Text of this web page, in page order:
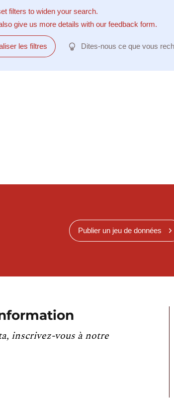
filters to widen your search.
give us more details with our feedback form.
les filtres Dites-nous ce que vous
Publier un jeu de données
inscrivez-vous à notre